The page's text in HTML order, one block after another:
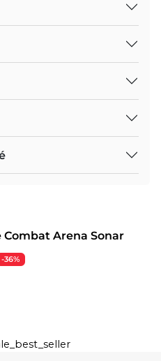
Combat Arena Sonar
-36%